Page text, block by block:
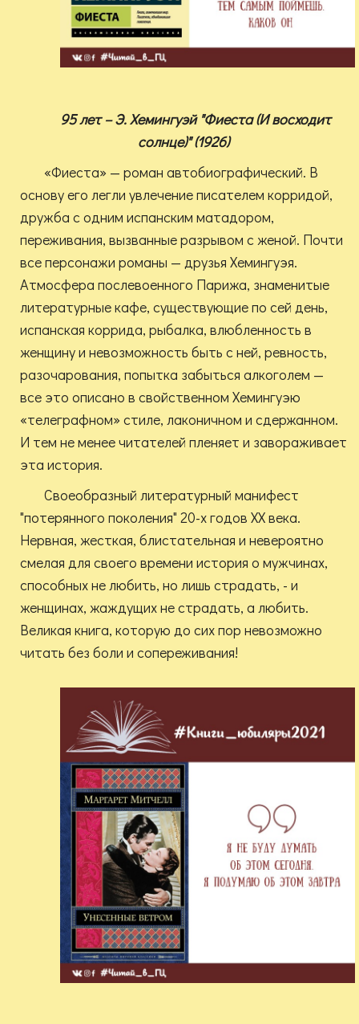
95 лет – Э. Хемингуэй "Фиеста (И восходит
солнце)" (1926)
«Фиеста» — роман автобиографический. В
основу его легли увлечение писателем корридой,
дружба с одним испанским матадором,
переживания, вызванные разрывом с женой. Почти
все персонажи романы — друзья Хемингуэя.
Атмосфера послевоенного Парижа, знаменитые
литературные кафе, существующие по сей день,
испанская коррида, рыбалка, влюбленность в
женщину и невозможность быть с ней, ревность,
разочарования, попытка забыться алкоголем —
все это описано в свойственном Хемингуэю
«телеграфном» стиле, лаконичном и сдержанном.
И тем не менее читателей пленяет и завораживает
эта история.
Своеобразный литературный манифест
"потерянного поколения" 20-х годов XX века.
Нервная, жесткая, блистательная и невероятно
смелая для своего времени история о мужчинах,
способных не любить, но лишь страдать, - и
женщинах, жаждущих не страдать, а любить.
Великая книга, которую до сих пор невозможно
читать без боли и сопереживания!